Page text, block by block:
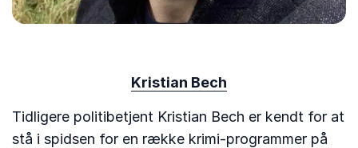
Kristian Bech
Tidligere politibetjent Kristian Bech er kendt for at
stå i spidsen for en række krimi-programmer på